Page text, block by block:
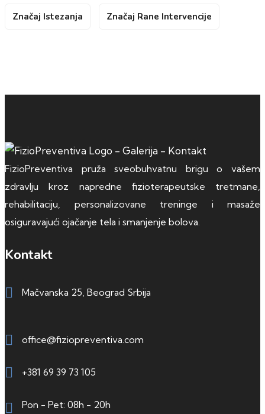
Značaj Istezanja Značaj Rane Intervencije
FizioPreventiva pruža sveobuhvatnu brigu o vašem
zdravlju kroz napredne fizioterapeutske tretmane,
rehabilitaciju, personalizovane treninge i masaže
osiguravajući ojačanje tela i smanjenje bolova.
Kontakt
Mačvanska 25, Beograd Srbija
office@fiziopreventiva.com
+381 69 39 73 105
Pon - Pet: 08h - 20h